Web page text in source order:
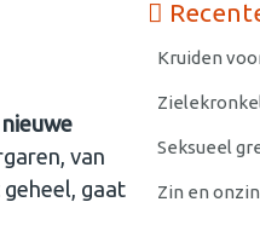
van
gaat
Kruiden
Seksueel
Zin en